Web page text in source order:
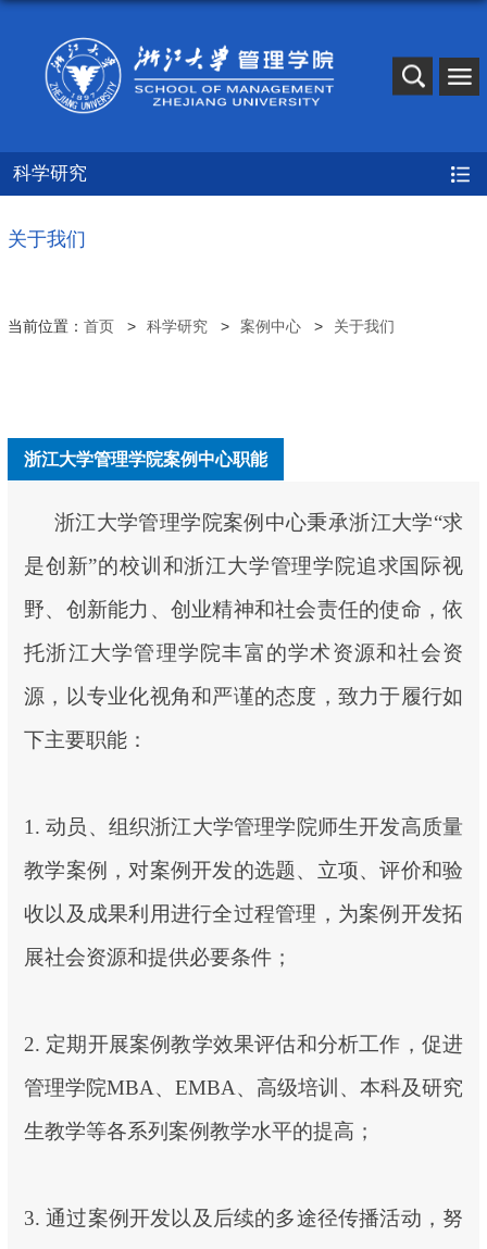
科学研究
关于我们
当前位置： 首页 科学研究 案例中心 关于我们
浙江大学管理学院案例中心职能
浙江大学管理学院案例中心秉承浙江大学“求
是创新”的校训和浙江大学管理学院追求国际视
野、创新能力、创业精神和社会责任的使命，依
托浙江大学管理学院丰富的学术资源和社会资
源，以专业化视角和严谨的态度，致力于履行如
下主要职能：
1. 动员、组织浙江大学管理学院师生开发高质量
教学案例，对案例开发的选题、立项、评价和验
收以及成果利用进行全过程管理，为案例开发拓
展社会资源和提供必要条件；
2. 定期开展案例教学效果评估和分析工作，促进
管理学院MBA、EMBA、高级培训、本科及研究
生教学等各系列案例教学水平的提高；
3. 通过案例开发以及后续的多途径传播活动，努